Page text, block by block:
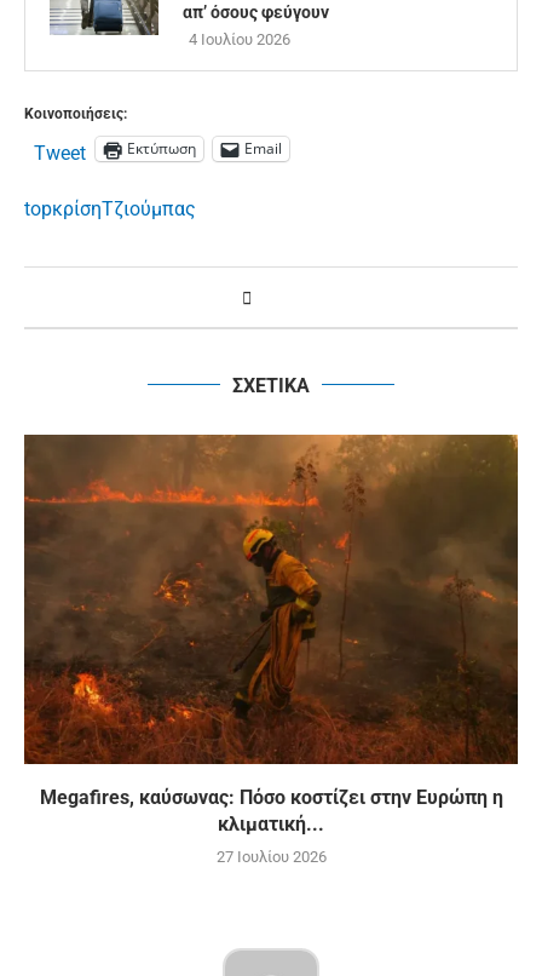
απ’ όσους φεύγουν
4 Ιουλίου 2026
Κοινοποιήσεις:
Tweet Εκτύπωση Email
topκρίσηΤζιούμπας
ΣΧΕΤΙΚΑ
Megafires, καύσωνας: Πόσο κοστίζει στην Ευρώπη η
κλιματική...
27 Ιουλίου 2026